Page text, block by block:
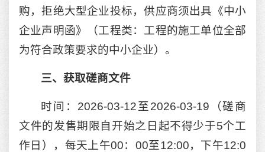
购，拒绝大型企业投标，供应商须出具《中小
企业声明函》（工程类：工程的施工单位全部
为符合政策要求的中小企业）。
三、获取磋商文件
时间：2026-03-12至2026-03-19（磋商
文件的发售期限自开始之日起不得少于5个工
作日），每天上午00：00至12:00，下午12:0